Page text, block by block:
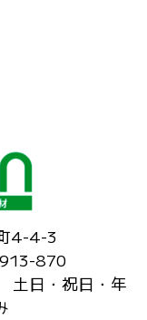
4-4-3
870
日・祝日・年